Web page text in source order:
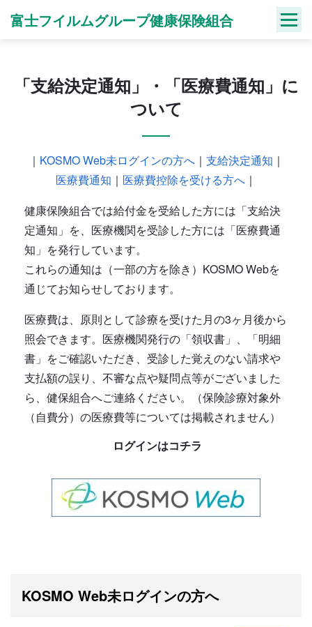
富士フイルムグループ健康保険組合
「支給決定通知」・「医療費通知」に
ついて
｜ KOSMO Web未ログインの方へ｜ 支給決定通知 ｜
医療費通知 ｜ 医療費控除を受ける方へ ｜
健康保険組合では給付金を受給した方には「支給決
定通知」を、医療機関を受診した方には「医療費通
知」を発行しています。
これらの通知は（一部の方を除き）KOSMO Webを
通じてお知らせしております。
医療費は、原則として診療を受けた月の3ヶ月後から
照会できます。医療機関発行の「領収書」、「明細
書」をご確認いただき、受診した覚えのない請求や
支払額の誤り、不審な点や疑問点等がございました
ら、健保組合へご連絡ください。（保険診療対象外
（自費分）の医療費等については掲載されません）
ログインはコチラ
KOSMO Web未ログインの方へ